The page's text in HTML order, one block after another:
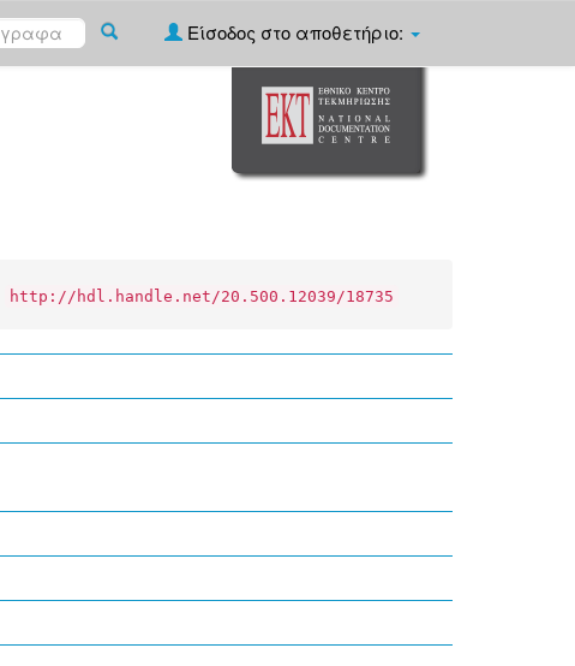
Είσοδος στο αποθετήριο:
http://hdl.handle.net/20.500.12039/18735